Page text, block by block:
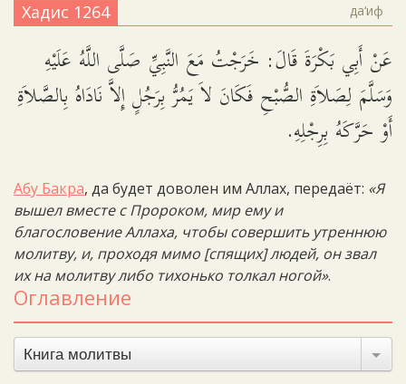
Хадис 1264 да‘иф
عَنْ أَبِي بَكْرَةَ قَالَ: خَرَجْتُ مَعَ النَّبِيِّ صَلَّى اللَّهُ عَلَيْهِ
وَسَلَّمَ لِصَلاَةِ الصُّبْحِ فَكَانَ لاَ يَمُرُّ بِرَجُلٍ إِلاَّ نَادَاهُ بِالصَّلاَةِ
أَوْ حَرَّكَهُ بِرِجْلِهِ.
Абу Бакра, да будет доволен им Аллах, передаёт: «Я
вышел вместе с Пророком, мир ему и
благословение Аллаха, чтобы совершить утреннюю
молитву, и, проходя мимо [спящих] людей, он звал
их на молитву либо тихонько толкал ногой».
Оглавление
Книга молитвы